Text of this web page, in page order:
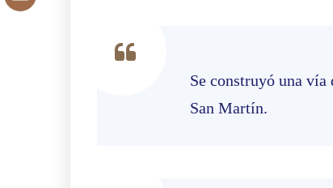
Se construyó una
San Martín.